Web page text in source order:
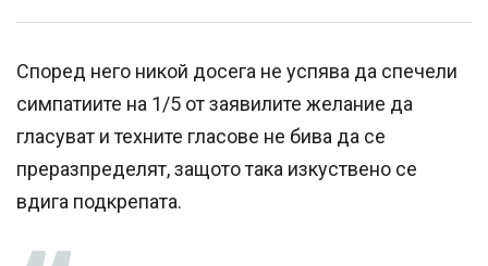
Според него никой досега не успява да спечели
симпатиите на 1/5 от заявилите желание да
гласуват и техните гласове не бива да се
преразпределят, защото така изкуствено се
вдига подкрепата.